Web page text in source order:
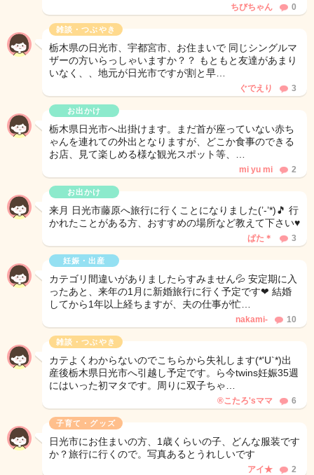
ちびちゃん 0
雑談・つぶやき
栃木県の日光市、宇都宮市、お住まいで 同じシングルマ
ザーの方いらっしゃいますか？？ もともと友達があまり
いなく、、地元が日光市ですが割と早…
ぐでえり 3
お出かけ
栃木県日光市へ出掛けます。まだ首が座っていない赤ち
ゃんを連れての外出となりますが、どこか食事のできる
お店、見て楽しめる様な観光スポット等、…
mi yu mi 2
お出かけ
来月 日光市藤原へ旅行に行くことになりました(’-’*)🎵 行
かれたことがある方、おすすめの場所など教えて下さい♥
ぱた＊ 3
妊娠・出産
カテゴリ間違いがありましたらすみません💦 安定期に入
ったあと、来年の1月に新婚旅行に行く予定です❤ 結婚
してから1年以上経ちますが、夫の仕事が忙…
nakami- 10
雑談・つぶやき
カテよくわからないのでこちらから失礼します(*'U`*)出
産後栃木県日光市へ引越し予定です。ら今twins妊娠35週
にはいった初マタです。周りに双子ちゃ…
®️こたろ'sママ 6
子育て・グッズ
日光市にお住まいの方、1歳くらいの子、どんな服装です
か？旅行に行くので。写真あるとうれしいです
アイ★ 2